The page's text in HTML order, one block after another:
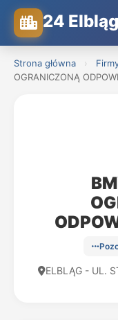
24 Elbląg
Strona główna ›
OGRANICZONĄ
ELBLĄG - UL.